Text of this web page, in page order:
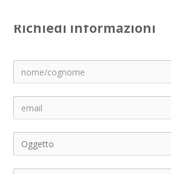
Richiedi informazioni